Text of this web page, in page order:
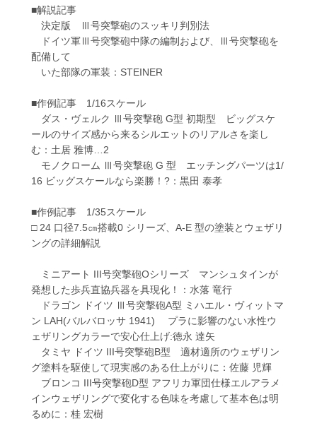
■解説記事
決定版 Ⅲ号突撃砲のスッキリ判別法
ドイツ軍Ⅲ号突撃砲中隊の編制および、Ⅲ号突撃砲を
配備して
いた部隊の軍装：STEINER
■作例記事 1/16スケール
ダス・ヴェルク Ⅲ号突撃砲 G型 初期型 ビッグスケ
ールのサイズ感から来るシルエットのリアルさを楽し
む：土居 雅博…2
モノクローム Ⅲ号突撃砲 G 型 エッチングパーツは1/
16 ビッグスケールなら楽勝！?：黒田 泰孝
■作例記事 1/35スケール
□ 24 口径7.5㎝搭載0 シリーズ、A-E 型の塗装とウェザリ
ングの詳細解説
ミニアート III号突撃砲Oシリーズ マンシュタインが
発想した歩兵直協兵器を具現化！：水落 竜行
ドラゴン ドイツ Ⅲ号突撃砲A型 ミハエル・ヴィットマ
ン LAH(バルバロッサ 1941) プラに影響のない水性ウ
ェザリングカラーで安心仕上げ:徳永 達矢
タミヤ ドイツ III号突撃砲B型 適材適所のウェザリン
グ塗料を駆使して現実感のある仕上がりに：佐藤 児輝
ブロンコ III号突撃砲D型 アフリカ軍団仕様エルアラメ
インウェザリングで変化する色味を考慮して基本色は明
るめに：桂 宏樹